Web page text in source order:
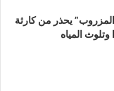
يحذر من كارثة
المياه